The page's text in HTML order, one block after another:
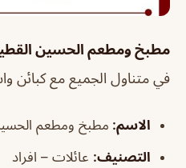
مطبخ ومطعم الحسين
في متناول الجميع مع كبائن
الاسم: مطبخ ومطعم
التصنيف: عائلات – افراد